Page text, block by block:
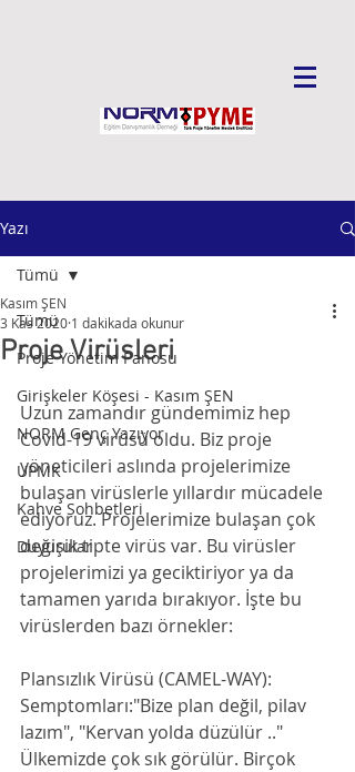
Yazı
Tümü
Proje Yönetim Panosu
Girişkeler Köşesi - Kasım ŞEN
NORM Genç Yazıyor
UPMK
Kahve Sohbetleri
Duyurular
Tümü
Proje Virüsleri
Kasım ŞEN
3 Kas 2020 1 dakikada okunur
Uzun zamandır gündemimiz hep
Covid-19 virüsü oldu. Biz proje
yöneticileri aslında projelerimize
bulaşan virüslerle yıllardır mücadele
ediyoruz. Projelerimize bulaşan çok
değişik tipte virüs var. Bu virüsler
projelerimizi ya geciktiriyor ya da
tamamen yarıda bırakıyor. İşte bu
virüslerden bazı örnekler:
Plansızlık Virüsü (CAMEL-WAY):
Semptomları:"Bize plan değil, pilav
lazım", "Kervan yolda düzülür .."
Ülkemizde çok sık görülür. Birçok